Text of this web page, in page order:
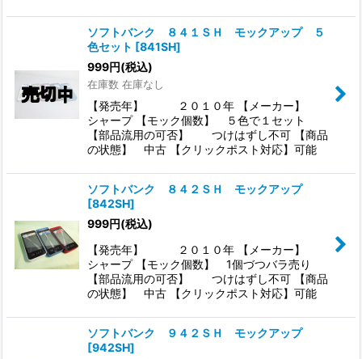
ソフトバンク ８４１ＳＨ モックアップ ５
色セット [841SH]
999円(税込)
在庫数 在庫なし
【発売年】 ２０１０年 【メーカー】
シャープ 【モック個数】 ５色で１セット
【部品流用の可否】 つけはずし不可 【商品
の状態】 中古 【クリックポスト対応】可能
ソフトバンク ８４２ＳＨ モックアップ
[842SH]
999円(税込)
【発売年】 ２０１０年 【メーカー】
シャープ 【モック個数】 1個づつバラ売り
【部品流用の可否】 つけはずし不可 【商品
の状態】 中古 【クリックポスト対応】可能
ソフトバンク ９４２ＳＨ モックアップ
[942SH]